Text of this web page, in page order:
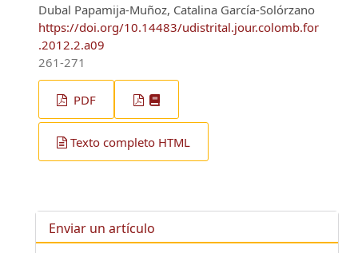
Dubal Papamija-Muñoz, Catalina García-Solórzano
https://doi.org/10.14483/udistrital.jour.colomb.for
.2012.2.a09
261-271
PDF
Texto completo HTML
Enviar un artículo